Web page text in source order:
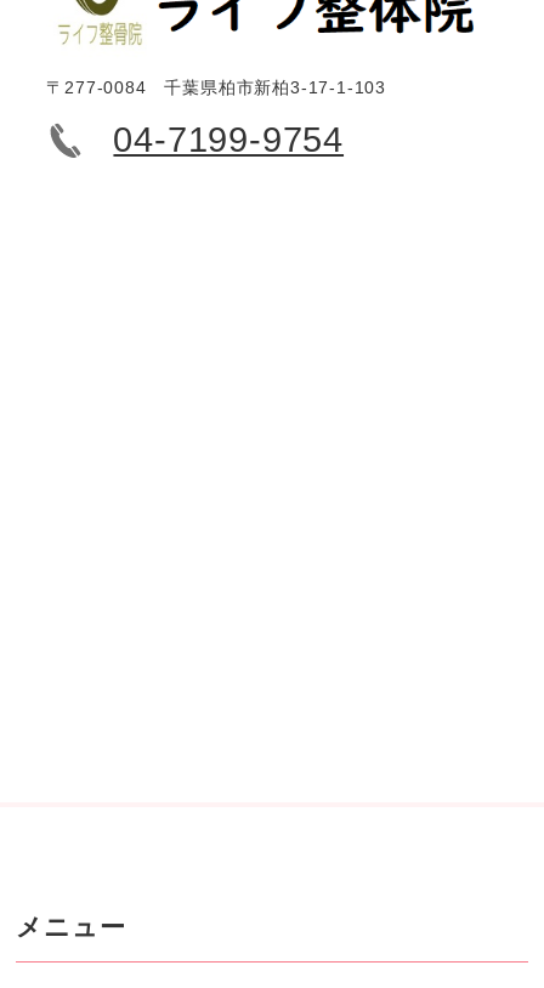
〒277-0084 千葉県柏市新柏3-17-1-103
04-7199-9754
メニュー